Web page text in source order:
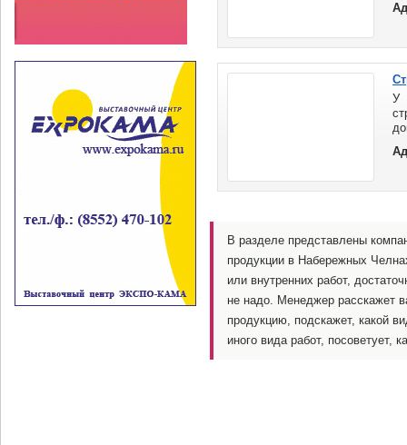
У
В разделе представлены
продукции в Набережных
или внутренних работ,
не надо. Менеджер расскажет
продукцию, подскажет, какой
иного вида работ, посоветует,